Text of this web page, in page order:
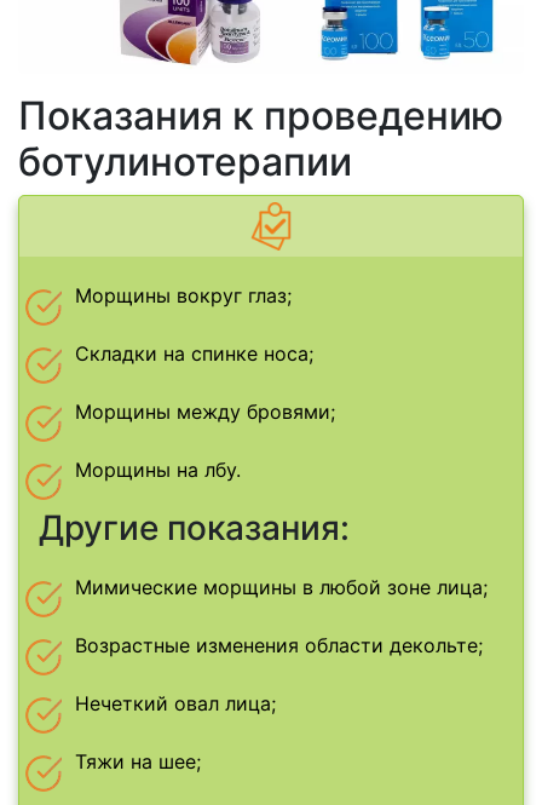
Показания к проведению
ботулинотерапии
Морщины вокруг глаз;
Складки на спинке носа;
Морщины между бровями;
Морщины на лбу.
Другие показания:
Мимические морщины в любой зоне лица;
Возрастные изменения области декольте;
Нечеткий овал лица;
Тяжи на шее;